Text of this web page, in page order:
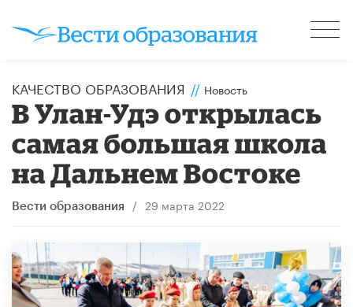
КАЧЕСТВО ОБРАЗОВАНИЯ // Новость
В Улан-Удэ открылась
самая большая школа
на Дальнем Востоке
Вести образования / 29 марта 2022